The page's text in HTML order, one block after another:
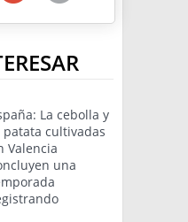
La cebolla y
patata cultivadas
Valencia
una